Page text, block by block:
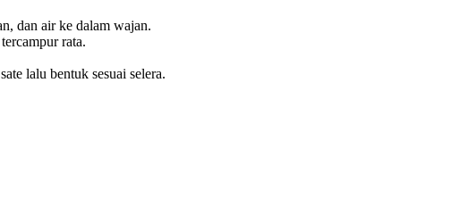
dan air ke dalam wajan.
rata.
lalu bentuk sesuai selera.